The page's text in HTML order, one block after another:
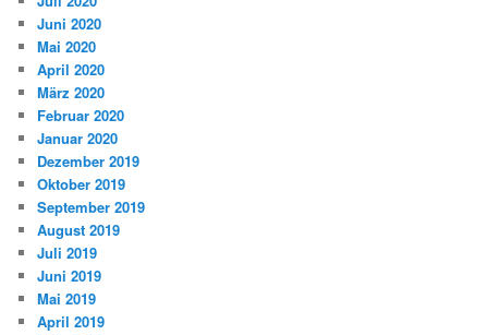
Juni 2020
Mai 2020
April 2020
März 2020
Februar 2020
Januar 2020
Dezember 2019
Oktober 2019
September 2019
August 2019
Juli 2019
Juni 2019
Mai 2019
April 2019